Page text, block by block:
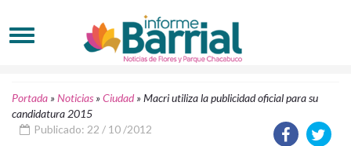
Portada »Noticias »Ciudad»Macri utiliza la publicidad oficial para su
candidatura 2015
Publicado: 22 / 10 /2012